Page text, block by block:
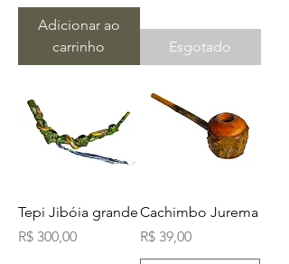
Adicionar ao
carrinho
Esgotado
Tepi Jibóia grande
Preço
R$ 300,00
Cachimbo Jurema
Preço
R$ 39,00